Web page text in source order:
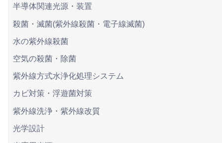
半導体関連光源・装置
殺菌・滅菌(紫外線殺菌・電子線滅菌)
水の紫外線殺菌
空気の殺菌・除菌
紫外線方式水浄化処理システム
カビ対策・浮遊菌対策
紫外線洗浄・紫外線改質
光学設計